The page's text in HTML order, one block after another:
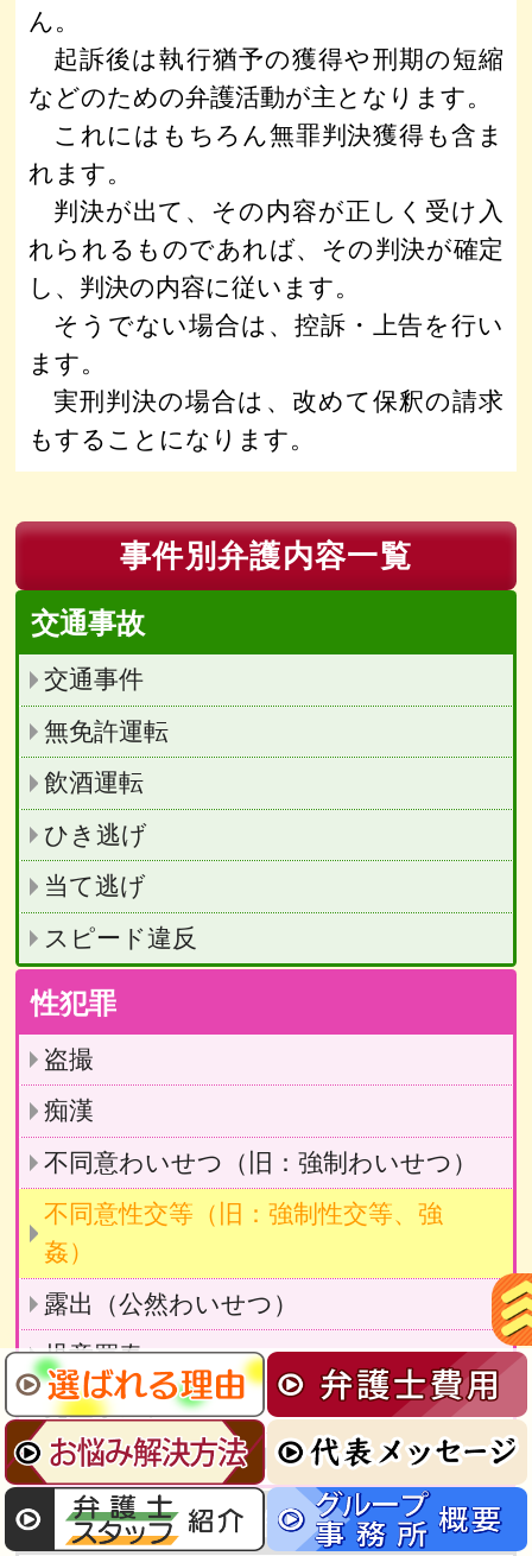
ん。
起訴後は執行猶予の獲得や刑期の短縮
などのための弁護活動が主となります。
これにはもちろん無罪判決獲得も含ま
れます。
判決が出て、その内容が正しく受け入
れられるものであれば、その判決が確定
し、判決の内容に従います。
そうでない場合は、控訴・上告を行い
ます。
実刑判決の場合は、改めて保釈の請求
もすることになります。
事件別弁護内容一覧
交通事故
交通事件
無免許運転
飲酒運転
ひき逃げ
当て逃げ
スピード違反
性犯罪
盗撮
痴漢
不同意わいせつ（旧：強制わいせつ）
不同意性交等（旧：強制性交等、強
姦）
露出（公然わいせつ）
児童買春
児童ポルノ
青少年保護育成条例違反
暴力事件・傷害事件